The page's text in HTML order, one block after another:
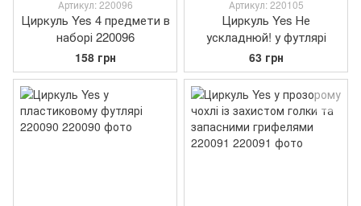
Артикул: 220096
Циркуль Yes 4 предмети в
наборі 220096
158 грн
Артикул: 220105
Циркуль Yes Не
ускладнюй! у футлярі
63 грн